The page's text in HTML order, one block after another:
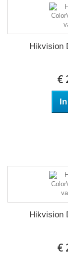
Hikvision
€
Hikvision
€